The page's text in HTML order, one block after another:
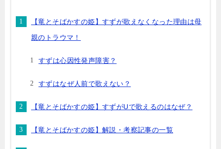
【竜とそばかすの姫】すずが歌えなくなった理由は母
親のトラウマ！
すずは心因性発声障害？
すずはなぜ人前で歌えない？
【竜とそばかすの姫】すずがUで歌えるのはなぜ？
【竜とそばかすの姫】解説・考察記事の一覧